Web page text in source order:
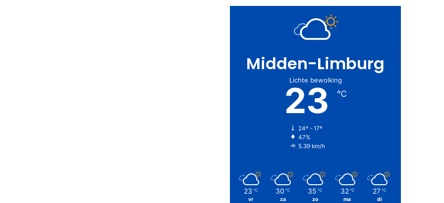
Midden-Limburg
Lichte bewolking
23 ℃
24º - 17º
47%
5.39 km/h
23 ℃
vr
30 ℃
za
35 ℃
zo
32 ℃
ma
27 ℃
di